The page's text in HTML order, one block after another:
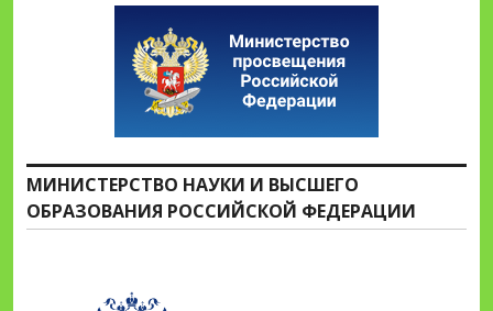
МИНИСТЕРСТВО НАУКИ И ВЫСШЕГО
ОБРАЗОВАНИЯ РОССИЙСКОЙ ФЕДЕРАЦИИ